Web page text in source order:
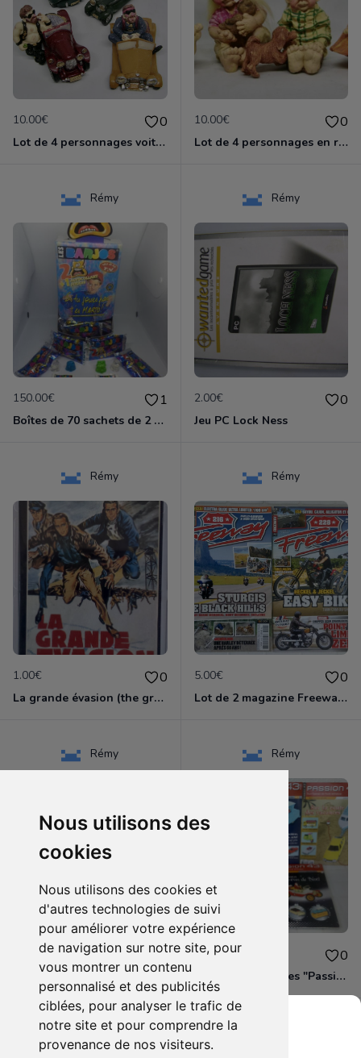
Nous utilisons des
cookies
Nous utilisons des cookies et
d'autres technologies de suivi
pour améliorer votre expérience
de navigation sur notre site, pour
vous montrer un contenu
personnalisé et des publicités
ciblées, pour analyser le trafic de
notre site et pour comprendre la
provenance de nos visiteurs.
10.00€ 0
Lot de 4 personnages voitures en résine
10.00€ 0
Lot de 4 personnages en résine
Rémy
150.00€ 1
Boîtes de 70 sachets de 2 Barjo's + 1 Stickers NEUF - VINTAGE
Rémy
2.00€ 0
Jeu PC Lock Ness
Rémy
1.00€ 0
La grande évasion (the great escape)
Rémy
5.00€ 0
Lot de 2 magazine Freeway N°216 (2009) & N°228 (2011)
Rémy
5.00€ 0
Lot de 2 magazine Wild Motorcycles N°96 & 97S
Rémy
10.00€ 0
Lot de 5 Magazines "Passion 43eme" N° 1/3/4/6/8